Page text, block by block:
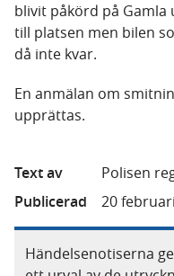
blivit påkörd på Gamla
till platsen men bilen
då inte kvar.
En anmälan om
upprättas.
Text av
Polisen
Publicerad
20
Händelsenotiserna